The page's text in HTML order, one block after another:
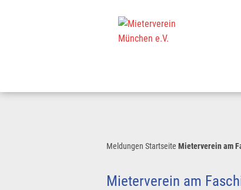
Meldungen Startseite Mieterverein am
Mieterverein am